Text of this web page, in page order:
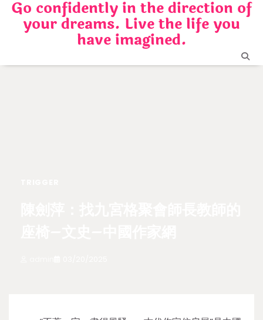
Skip
content
Go confidently in the direction of
your dreams. Live the life you
have imagined.